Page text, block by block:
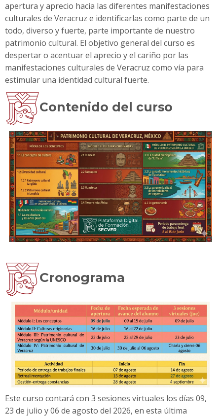
apertura y aprecio hacia las diferentes manifestaciones
culturales de Veracruz e identificarlas como parte de un
todo, diverso y fuerte, parte importante de nuestro
patrimonio cultural. El objetivo general del curso es
despertar o acentuar el aprecio y el cariño por las
manifestaciones culturales de Veracruz como vía para
estimular una identidad cultural fuerte.
Contenido del curso
Cronograma
Este curso contará con 3 sesiones virtuales los días 09,
23 de julio y 06 de agosto del 2026, en esta última